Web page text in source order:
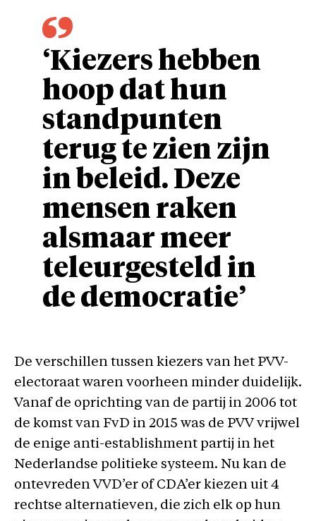
‘Kiezers hebben
hoop dat hun
standpunten
terug te zien zijn
in beleid. Deze
mensen raken
alsmaar meer
teleurgesteld in
de democratie’
De verschillen tussen kiezers van het PVV-
electoraat waren voorheen minder duidelijk.
Vanaf de oprichting van de partij in 2006 tot
de komst van FvD in 2015 was de PVV vrijwel
de enige anti-establishment partij in het
Nederlandse politieke systeem. Nu kan de
ontevreden VVD’er of CDA’er kiezen uit 4
rechtse alternatieven, die zich elk op hun